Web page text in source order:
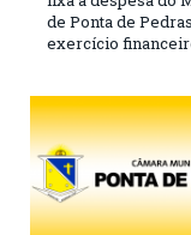
de Ponta de
exercício